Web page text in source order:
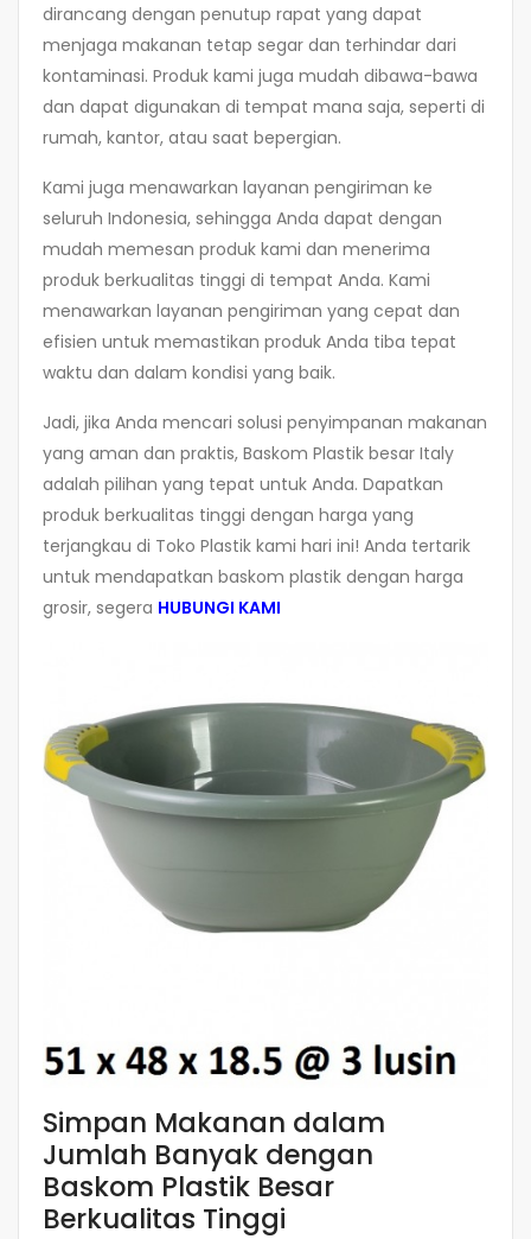
dirancang dengan penutup rapat yang dapat
menjaga makanan tetap segar dan terhindar dari
kontaminasi. Produk kami juga mudah dibawa-bawa
dan dapat digunakan di tempat mana saja, seperti di
rumah, kantor, atau saat bepergian.
Kami juga menawarkan layanan pengiriman ke
seluruh Indonesia, sehingga Anda dapat dengan
mudah memesan produk kami dan menerima
produk berkualitas tinggi di tempat Anda. Kami
menawarkan layanan pengiriman yang cepat dan
efisien untuk memastikan produk Anda tiba tepat
waktu dan dalam kondisi yang baik.
Jadi, jika Anda mencari solusi penyimpanan makanan
yang aman dan praktis, Baskom Plastik besar Italy
adalah pilihan yang tepat untuk Anda. Dapatkan
produk berkualitas tinggi dengan harga yang
terjangkau di Toko Plastik kami hari ini! Anda tertarik
untuk mendapatkan baskom plastik dengan harga
grosir, segera HUBUNGI KAMI
Simpan Makanan dalam
Jumlah Banyak dengan
Baskom Plastik Besar
Berkualitas Tinggi